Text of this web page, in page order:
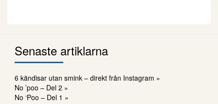
Senaste artiklarna
6 kändisar utan smink – direkt från Instagram »
No ’poo – Del 2 »
No ‘Poo – Del 1 »